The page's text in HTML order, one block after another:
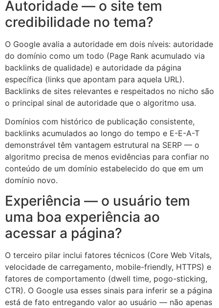
Autoridade — o site tem
credibilidade no tema?
O Google avalia a autoridade em dois níveis: autoridade
do domínio como um todo (Page Rank acumulado via
backlinks de qualidade) e autoridade da página
específica (links que apontam para aquela URL).
Backlinks de sites relevantes e respeitados no nicho são
o principal sinal de autoridade que o algoritmo usa.
Domínios com histórico de publicação consistente,
backlinks acumulados ao longo do tempo e E-E-A-T
demonstrável têm vantagem estrutural na SERP — o
algoritmo precisa de menos evidências para confiar no
conteúdo de um domínio estabelecido do que em um
domínio novo.
Experiência — o usuário tem
uma boa experiência ao
acessar a página?
O terceiro pilar inclui fatores técnicos (Core Web Vitals,
velocidade de carregamento, mobile-friendly, HTTPS) e
fatores de comportamento (dwell time, pogo-sticking,
CTR). O Google usa esses sinais para inferir se a página
está de fato entregando valor ao usuário — não apenas